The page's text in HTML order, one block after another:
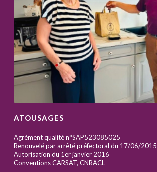
ATOUSAGES
Agrément qualité n°SAP523085025
Renouvelé par arrêté préfectoral du 17/06/2015
Autorisation du 1er janvier 2016
Conventions CARSAT, CNRACL